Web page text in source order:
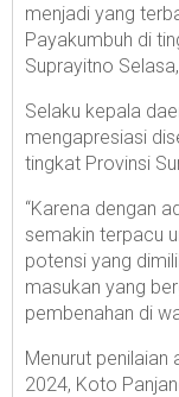
menjadi yang
Payakumbuh di
Suprayitno
Selaku kepala
mengapresiasi
tingkat Provinsi
“Karena dengan
semakin terpacu
potensi yang
masukan yang
pembenahan di
Menurut penilaian
2024, Koto